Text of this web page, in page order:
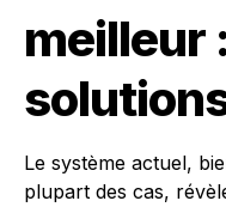
meilleur
Le système actuel,
plupart des cas,